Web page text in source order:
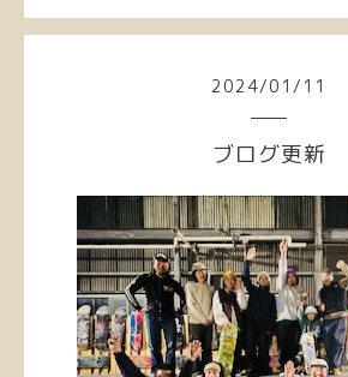
2024/01 / 11
ブログ更新